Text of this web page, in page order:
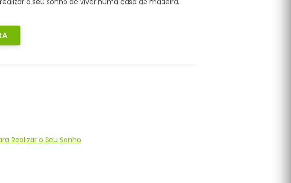
o seu sonho de viver numa casa de madeira.
Realizar o Seu Sonho